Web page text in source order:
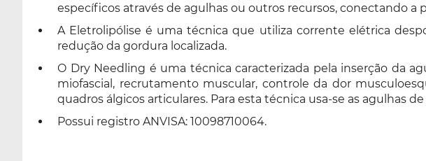
específicos através de agulhas ou outros recursos, conectando a
A Eletrolipólise é uma técnica que utiliza corrente elétrica
redução da gordura localizada.
O Dry Needling é uma técnica caracterizada pela inserção da
miofascial, recrutamento muscular, controle da dor
quadros álgicos articulares. Para esta técnica usa-se as agulhas
Possui registro ANVISA: 10098710064.